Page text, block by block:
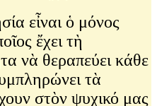
εἶναι ὁ μόνος
ἔχει τὴ
νὰ θεραπεύει κάθε
τὰ
στὸν ψυχικό μας